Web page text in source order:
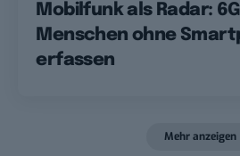
Mobilfunk als Radar:
Menschen ohne
erfassen
Mehr anzeigen